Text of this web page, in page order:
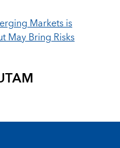
Markets is
May Bring Risks